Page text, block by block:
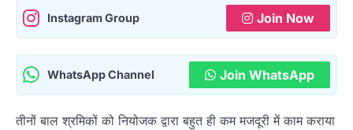
Instagram Group Join Now
WhatsApp Channel Join WhatsApp
तीनों बाल श्रमिकों को नियोजक द्वारा बहुत ही कम मजदूरी में काम कराया